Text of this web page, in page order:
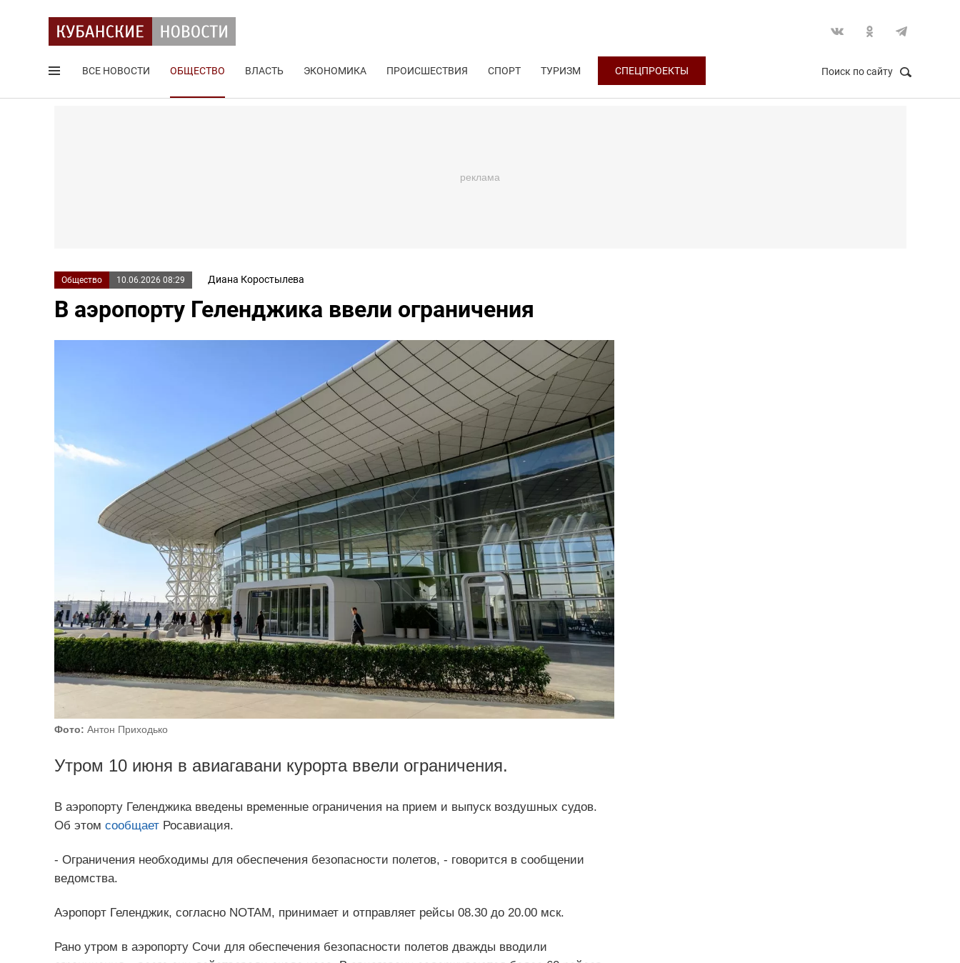
ВСЕ НОВОСТИ ОБЩЕСТВО ВЛАСТЬ ЭКОНОМИКА ПРОИСШЕСТВИЯ СПОРТ ТУРИЗМ СПЕЦПРОЕКТЫ Поиск по сайту
Общество 10.06.2026 08:29 Диана Коростылева
В аэропорту Геленджика ввели ограничения
Фото: Антон Приходько
Утром 10 июня в авиагавани курорта ввели ограничения.
В аэропорту Геленджика введены временные ограничения на прием и выпуск воздушных судов.
Об этом сообщаетРосавиация.
- Ограничения необходимы для обеспечения безопасности полетов, - говорится в сообщении
ведомства.
Аэропорт Геленджик, согласно NOTAM, принимает и отправляет рейсы 08.30 до 20.00 мск.
Рано утром в аэропорту Сочи для обеспечения безопасности полетов дважды вводили